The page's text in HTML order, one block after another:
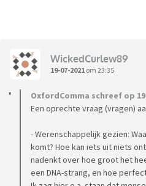
WickedCurlew89
19-07-2021 om 23:35
OxfordComma schreef op
Een oprechte vraag (vragen)
- Werenschappelijk gezien:
komt? Hoe kan iets uit niets
nadenkt over hoe groot het
een DNA-strang, en hoe